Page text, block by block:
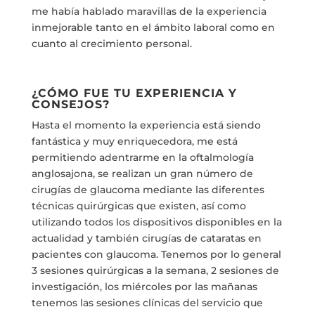
me había hablado maravillas de la experiencia
inmejorable tanto en el ámbito laboral como en
cuanto al crecimiento personal.
¿CÓMO FUE TU EXPERIENCIA Y
CONSEJOS?
Hasta el momento la experiencia está siendo
fantástica y muy enriquecedora, me está
permitiendo adentrarme en la oftalmología
anglosajona, se realizan un gran número de
cirugías de glaucoma mediante las diferentes
técnicas quirúrgicas que existen, así como
utilizando todos los dispositivos disponibles en la
actualidad y también cirugías de cataratas en
pacientes con glaucoma. Tenemos por lo general
3 sesiones quirúrgicas a la semana, 2 sesiones de
investigación, los miércoles por las mañanas
tenemos las sesiones clínicas del servicio que